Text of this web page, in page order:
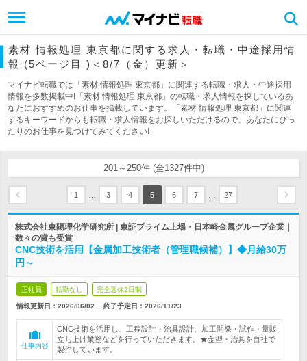
素材 情報処理 東京都に関する求人・転職・中途採用情
報 (5ページ目 )＜8/7（金）更新＞
マイナビ転職では「素材 情報処理 東京都」に関連する転職・求人・中途採用
情報を多数掲載中!「素材 情報処理 東京都」の転職・求人情報を探しているあ
なたにおすすめのお仕事を掲載しています。「素材 情報処理 東京都」に関連
するキーワードからも転職・求人情報をお探しいただけるので、あなたにぴっ
たりのお仕事を見つけてみてください!
201～250件 (全1327件中)
1 3 4 5 6 7 27
株式会社東陽理化学研究所 | 東証プライム上場・日本軽金属グループ企業｜
数々の賞も受賞
CNC技術を活用【金属加工技術者（管理職候補）】◆月給30万
円～
正社員 転勤なし 完全週休2日制
情報更新日：2026/06/02 終了予定日： 2026/11/23
仕事内容
CNC技術を活用し、工程設計・治具設計、加工開発・試作・量販
立ち上げ業務などを行っていただきます。★金型・治具を自社で
製作しています。